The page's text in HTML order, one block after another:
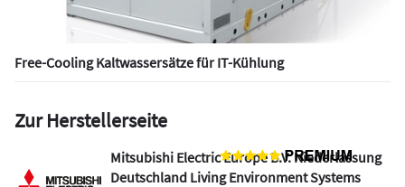
Free-Cooling Kaltwassersätze für IT-Kühlung
Zur Herstellerseite
Mitsubishi Electric Europe B.V. Niederlassung
Deutschland Living Environment Systems